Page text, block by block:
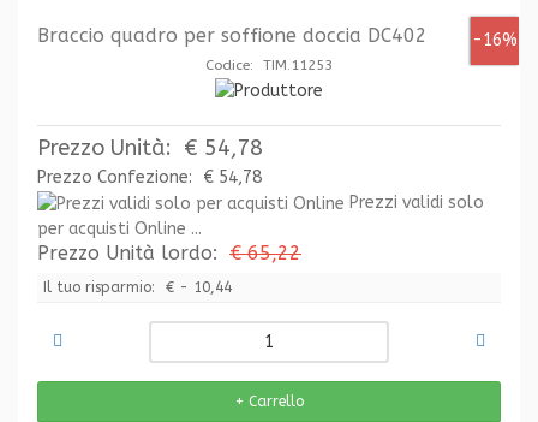
-16%
Braccio quadro per soffione doccia DC402
Codice: TIM.11253
Prezzo Unità: € 54,78
Prezzo Confezione:
€ 54,78
Prezzi validi solo
per acquisti Online ...
Prezzo Unità lordo: € 65,22
Il tuo risparmio: € - 10,44